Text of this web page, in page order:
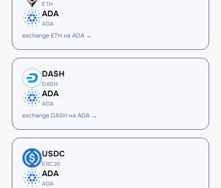
ETH
ADA
ADA
exchange ETH на ADA →
DASH
DASH
ADA
ADA
exchange DASH на ADA →
USDC
ERC20
ADA
ADA